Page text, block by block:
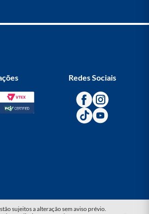
Redes Sociais
sujeitos a alteração sem aviso prévio.